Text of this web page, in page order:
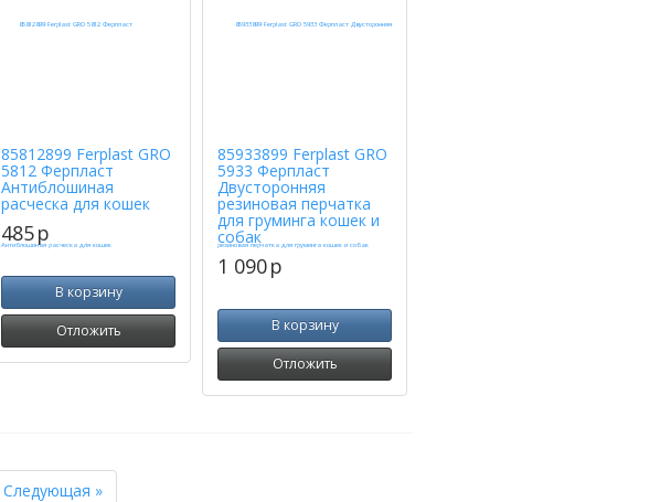
85812899 Ferplast GRO
5812 Ферпласт
Антиблошиная
расческа для кошек
485p
В корзину
Отложить
85933899 Ferplast GRO
5933 Ферпласт
Двусторонняя
резиновая перчатка
для груминга кошек и
собак
1 090p
В корзину
Отложить
Следующая »Next